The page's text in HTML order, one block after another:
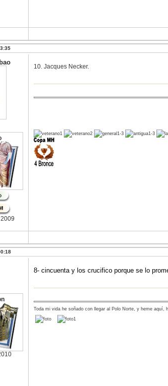
10. Jacques Necker.
8- cincuenta y los crucifico porque se lo
Toda mi vida he soñado con llegar al Polo Norte, y heme aquí,